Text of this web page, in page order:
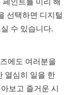
선택하면 디지털
수 있습니다.
에도 여러분을
열심히 일을 한
보고 즐거운 시